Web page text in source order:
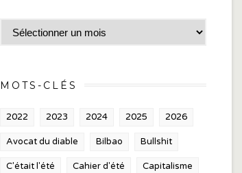
Archives
MOTS-CLÉS
2022 2023 2024 2025 2026
Avocat du diable Bilbao Bullshit
C'était l'été Cahier d'été Capitalisme